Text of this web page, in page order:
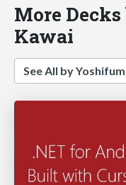
More
Kawai
See All by